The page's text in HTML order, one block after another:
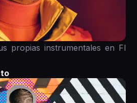
propias instrumentales en Fl